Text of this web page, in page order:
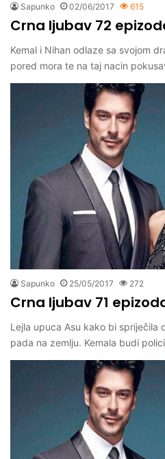
Sapunko 02/06/2017 615
Crna ljubav 72
Kemal i Nihan odlaze sa svojom
pored mora te na taj nacin
Sapunko 25/05/2017 272
Crna ljubav 71
Lejla upuca Asu kako bi spriječila
pada na zemlju. Kemala budi